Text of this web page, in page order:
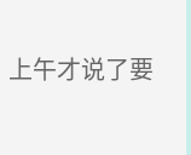
午才说了要